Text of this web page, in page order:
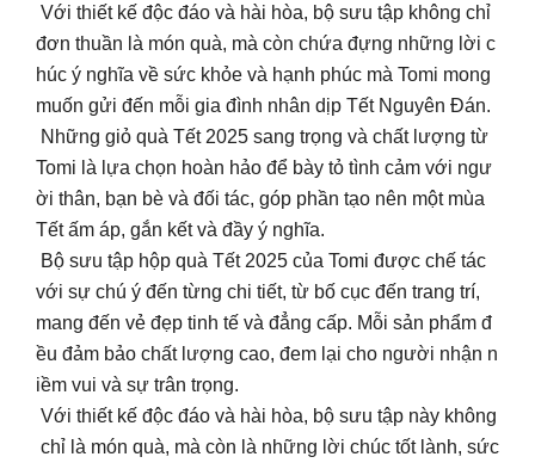
Với thiết kế độc đáo và hài hòa, bộ sưu tập không chỉ
đơn thuần là món quà, mà còn chứa đựng những lời c
húc ý nghĩa về sức khỏe và hạnh phúc mà Tomi mong
muốn gửi đến mỗi gia đình nhân dịp Tết Nguyên Đán.
Những giỏ quà Tết 2025 sang trọng và chất lượng từ
Tomi là lựa chọn hoàn hảo để bày tỏ tình cảm với ngư
ời thân, bạn bè và đối tác, góp phần tạo nên một mùa
Tết ấm áp, gắn kết và đầy ý nghĩa.
Bộ sưu tập hộp quà Tết 2025 của Tomi được chế tác
với sự chú ý đến từng chi tiết, từ bố cục đến trang trí,
mang đến vẻ đẹp tinh tế và đẳng cấp. Mỗi sản phẩm đ
ều đảm bảo chất lượng cao, đem lại cho người nhận n
iềm vui và sự trân trọng.
Với thiết kế độc đáo và hài hòa, bộ sưu tập này không
chỉ là món quà, mà còn là những lời chúc tốt lành, sức